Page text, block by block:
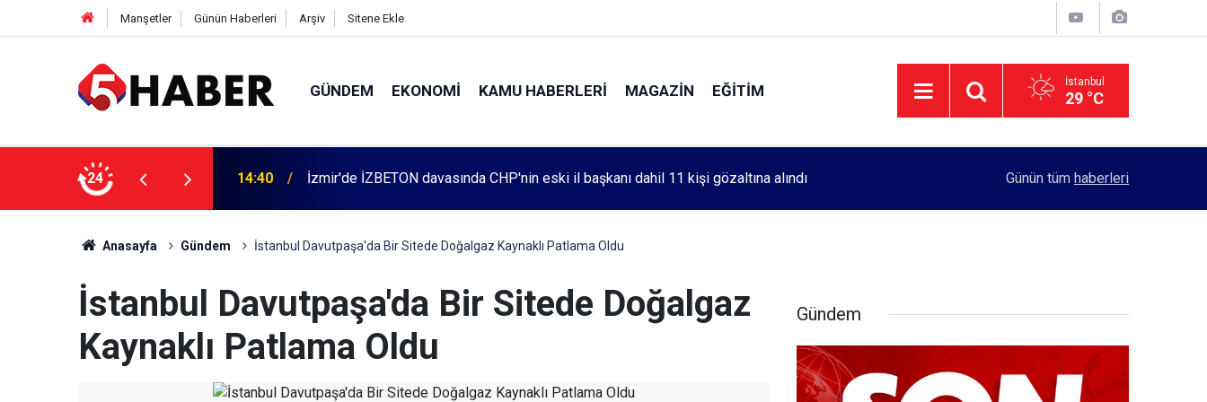
Manşetler Günün Haberleri Arşiv Sitene Ekle
GÜNDEM EKONOMI KAMU HABERLERI MAGAZIN EĞITIM İstanbul
29 °C
24
dahil 11 kişi gözaltına alındı 13:55 Cumartesi anneleri 1083. haftada Mehmet Özdemir için adalet aradı Rektörlük, kadın öğrencilerin güvenliği için
Günün tüm haberleri
Anasayfa Gündem İstanbul Davutpaşa'da Bir Sitede Doğalgaz Kaynaklı Patlama Oldu
İstanbul Davutpaşa'da Bir Sitede Doğalgaz
Kaynaklı Patlama Oldu
Gündem